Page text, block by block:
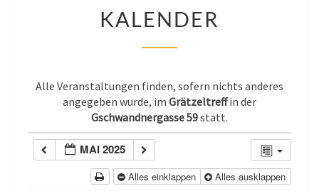
KALENDER
Alle Veranstaltungen finden, sofern nichts anderes
angegeben wurde, im Grätzeltreffin der
Gschwandnergasse 59statt.
MAI 2025
Alles einklappen Alles ausklappen